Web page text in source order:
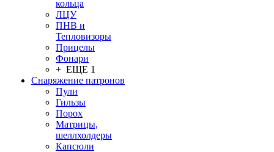
кольца
ЛЦУ
ПНВ и
Тепловизоры
Прицелы
Фонари
+ ЕЩЕ 1
Снаряжение патронов
Пули
Гильзы
Порох
Матрицы,
шеллхолдеры
Капсюли